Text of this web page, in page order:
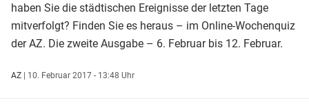
haben Sie die städtischen Ereignisse der letzten Tage
mitverfolgt? Finden Sie es heraus – im Online-Wochenquiz
der AZ. Die zweite Ausgabe – 6. Februar bis 12. Februar.
AZ | 10. Februar 2017 - 13:48 Uhr